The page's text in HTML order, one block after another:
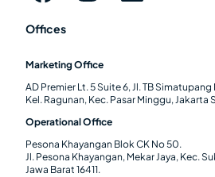
Offices
Marketing Office
AD Premier Lt. 5 Suite 6, Jl. TB
Kel. Ragunan, Kec. Pasar Minggu, Jakarta
Operational Office
Pesona Khayangan Blok CK No 50.
Jl. Pesona Khayangan, Mekar Jaya, Kec.
Jawa Barat 16411.